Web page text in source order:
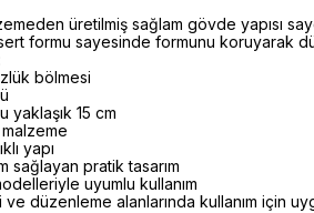
üretilmiş sağlam gövde yapısı
formu sayesinde formunu koruyarak
bölmesi
yaklaşık 15 cm
yapı
sağlayan pratik tasarım
uyumlu kullanım
düzenleme alanlarında kullanım için